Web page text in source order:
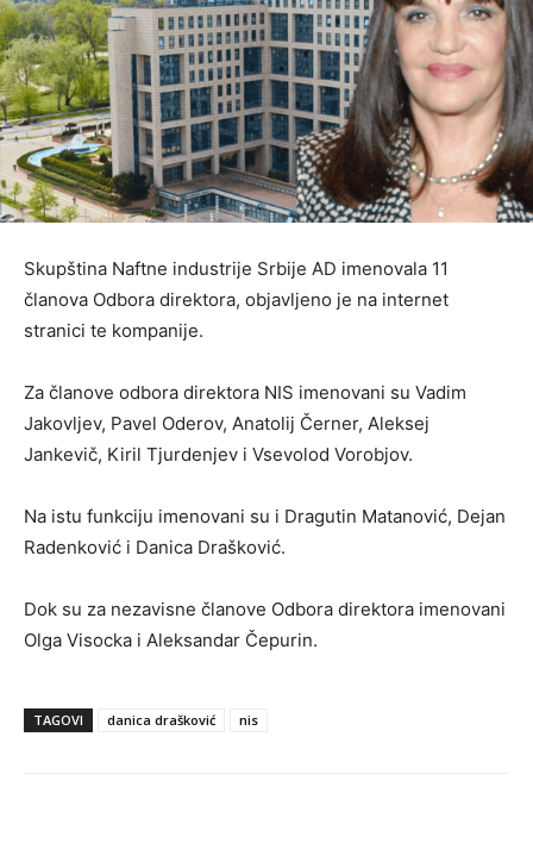
Skupština Naftne industrije Srbije AD imenovala 11
članova Odbora direktora, objavljeno je na internet
stranici te kompanije.
Za članove odbora direktora NIS imenovani su Vadim
Jakovljev, Pavel Oderov, Anatolij Černer, Aleksej
Jankevič, Kiril Tjurdenjev i Vsevolod Vorobjov.
Na istu funkciju imenovani su i Dragutin Matanović, Dejan
Radenković i Danica Drašković.
Dok su za nezavisne članove Odbora direktora imenovani
Olga Visocka i Aleksandar Čepurin.
TAGOVI danica drašković nis